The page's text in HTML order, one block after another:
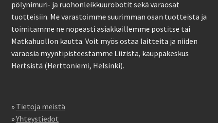
pölynimuri- ja ruohonleikkuurobotit sekä varaosat
tuotteisiin. Me varastoimme suurimman osan tuotteista ja
toimitamme ne nopeasti asiakkaillemme postitse tai
Matkahuollon kautta. Voit myös ostaa laitteita ja niiden
varaosia myyntipisteestämme Liizista, kauppakeskus
Hertsistä (Herttoniemi, Helsinki).
» Tietoja meistä
»Yhteystiedot